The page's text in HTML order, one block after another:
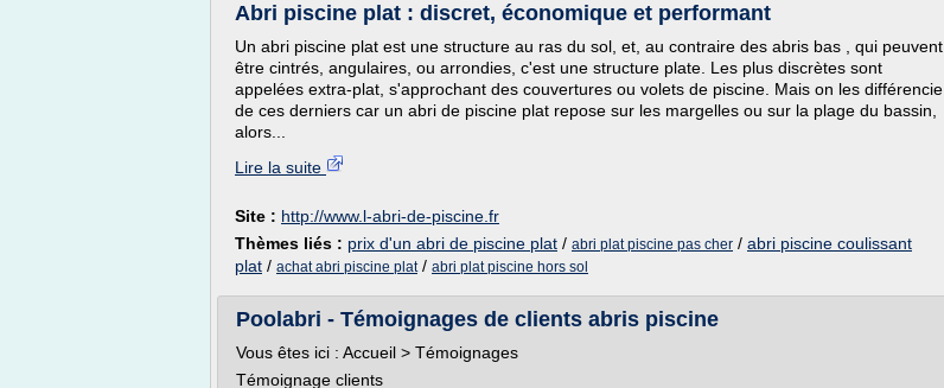
Abri piscine plat : discret, économique et performant
Un abri piscine plat est une structure au ras du sol, et, au contraire des abris bas , qui peuvent
être cintrés, angulaires, ou arrondies, c'est une structure plate. Les plus discrètes sont
appelées extra-plat, s'approchant des couvertures ou volets de piscine. Mais on les différencie
de ces derniers car un abri de piscine plat repose sur les margelles ou sur la plage du bassin,
alors...
Lire la suite
Site : http://www.l-abri-de-piscine.fr
Thèmes liés : prix d'un abri de piscine plat / abri plat piscine pas cher / abri piscine coulissant
plat / achat abri piscine plat/ abri plat piscine hors sol
Poolabri - Témoignages de clients abris piscine
Vous êtes ici : Accueil > Témoignages
Témoignage clients